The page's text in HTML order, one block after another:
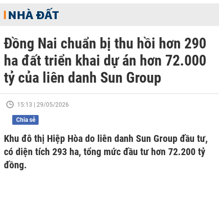
NHÀ ĐẤT
Đồng Nai chuẩn bị thu hồi hơn 290
ha đất triển khai dự án hơn 72.000
tỷ của liên danh Sun Group
15:13 | 29/05/2026
Chia sẻ
Khu đô thị Hiệp Hòa do liên danh Sun Group đầu tư,
có diện tích 293 ha, tổng mức đầu tư hơn 72.200 tỷ
đồng.